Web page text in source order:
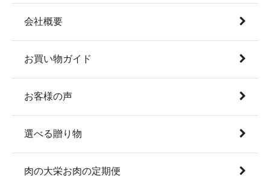
会社概要
お買い物ガイド
お客様の声
選べる贈り物
肉の大栄お肉の定期便